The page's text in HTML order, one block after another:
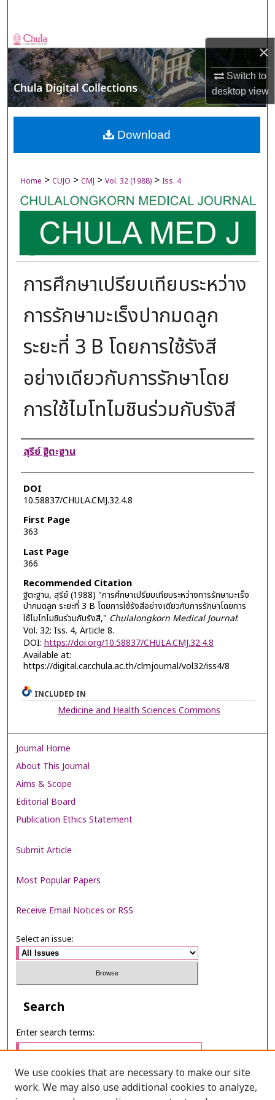
×
Switch to
desktopview
Browse Collections
My Account
About
Digital Commons Network™
Home > CUJO > CMJ > Vol. 32 (1988) > Iss. 4
การศึกษาเปรียบเทียบระหว่าง
การรักษามะเร็งปากมดลูก
ระยะที่ 3 B โดยการใช้รังสี
อย่างเดียวกับการรักษาโดย
การใช้ไมโทไมชินร่วมกับรังสี
Authors
สุรีย์ ฐิตะฐาน
DOI
10.58837/CHULA.CMJ.32.4.8
First Page
363
Last Page
366
Recommended Citation
ฐิตะฐาน, สุรีย์ (1988) "การศึกษาเปรียบเทียบระหว่างการรักษามะเร็ง
ปากมดลูก ระยะที่ 3 B โดยการใช้รังสีอย่างเดียวกับการรักษาโดยการ
ใช้ไมโทไมชินร่วมกับรังสี," Chulalongkorn Medical Journal:
Vol. 32: Iss. 4, Article 8.
DOI: https://doi.org/10.58837/CHULA.CMJ.32.4.8
Available at:
https://digital.car.chula.ac.th/clmjournal/vol32/iss4/8
Download
INCLUDED IN
Medicine and Health Sciences Commons
Journal Home
About This Journal
Aims & Scope
Editorial Board
Publication Ethics Statement
Submit Article
Most Popular Papers
Receive Email Notices or RSS
Select an issue:
Search
Enter search terms:
Select context to search:
We use cookies that are necessary to make our site
work. We may also use additional cookies to analyze,